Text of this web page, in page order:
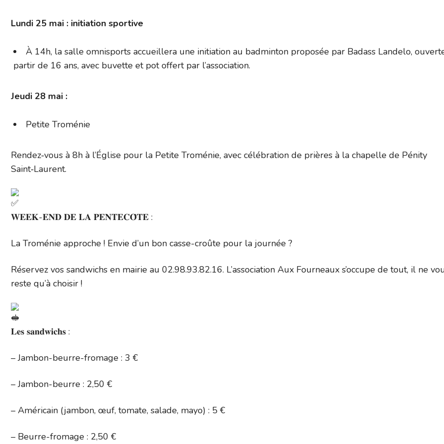
Lundi 25 mai : initiation sportive
À 14h, la salle omnisports accueillera une initiation au badminton proposée par Badass Landelo,
partir de 16 ans, avec buvette et pot offert par l’association.
Jeudi 28 mai :
Petite Troménie
Rendez‑vous à 8h à l’Église pour la Petite Troménie, avec célébration de prières à la chapelle de Pénity
Saint‑Laurent.
𝐖𝐄𝐄𝐊-𝐄𝐍𝐃 𝐃𝐄 𝐋𝐀 𝐏𝐄𝐍𝐓𝐄𝐂𝐎̂𝐓𝐄 :
La Troménie approche ! Envie d’un bon casse-croûte pour la journée ?
Réservez vos sandwichs en mairie au 02.98.93.82.16. L’association Aux Fourneaux s’occupe de tout, il ne
reste qu’à choisir !
𝐋𝐞𝐬 𝐬𝐚𝐧𝐝𝐰𝐢𝐜𝐡𝐬 :
– Jambon-beurre-fromage : 3 €
– Jambon-beurre : 2,50 €
– Américain (jambon, œuf, tomate, salade, mayo) : 5 €
– Beurre-fromage : 2,50 €